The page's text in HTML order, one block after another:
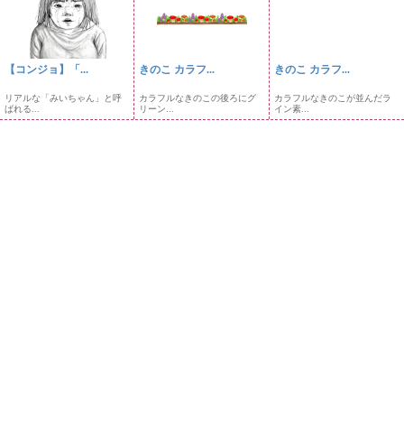
【コンジョ】「...
リアルな「みいちゃん」と呼
ばれる...
きのこ カラフ...
カラフルなきのこの後ろにグ
リーン...
きのこ カラフ...
カラフルなきのこが並んだラ
イン素...